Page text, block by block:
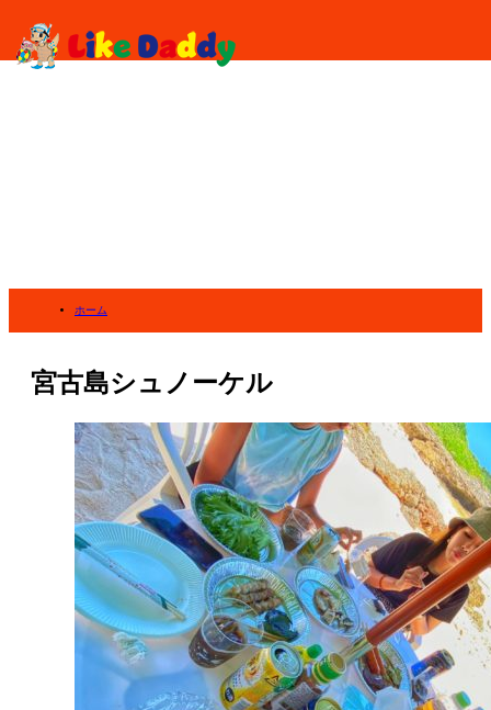
ホーム
宮古島シュノーケル